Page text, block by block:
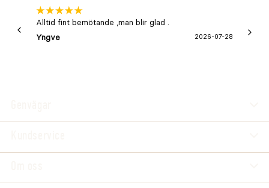
Alltid fint bemötande ,man blir glad .
Yngve
2026-07-28